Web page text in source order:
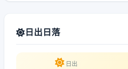
日出日落
日出